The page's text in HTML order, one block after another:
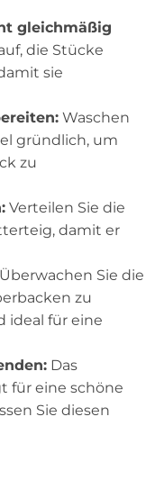
gleichmäßig
die Stücke
sie
Waschen
gründlich, um
zu
Verteilen Sie die
damit er
Überwachen Sie die
zu
ideal für eine
Das
für eine schöne
Sie diesen